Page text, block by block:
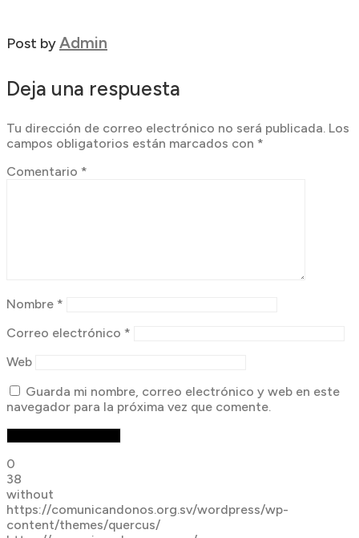
Post byAdmin
Deja una respuesta
Tu dirección de correo electrónico no será publicada. Los
campos obligatorios están marcados con *
Comentario *
Nombre *
Correo electrónico *
Web
Guarda mi nombre, correo electrónico y web en este
navegador para la próxima vez que comente.
0
38
without
https://comunicandonos.org.sv/wordpress/wp-
content/themes/quercus/